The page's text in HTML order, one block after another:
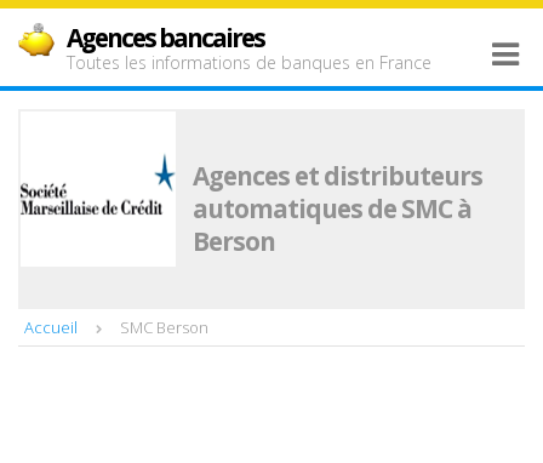
Agences bancaires
Toutes les informations de banques en France
Agences et distributeurs
automatiques de SMC à
Berson
Accueil SMC Berson